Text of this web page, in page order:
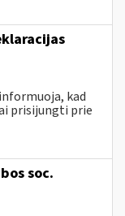
kad
prisijungti prie
soc.